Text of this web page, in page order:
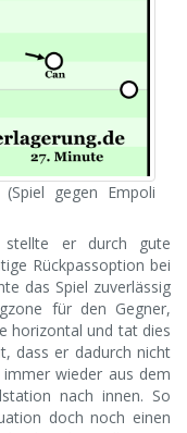
gegen Empoli
stellte er durch gute
Rückpassoption bei
das Spiel zuverlässig
für den Gegner,
horizontal und tat dies
dass er dadurch nicht
wieder aus dem
nach innen. So
doch noch einen